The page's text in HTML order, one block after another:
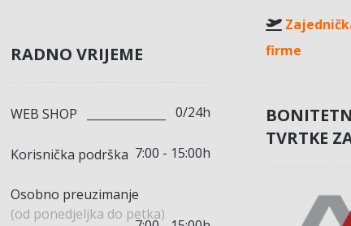
RADNO VRIJEME
WEB SHOP 0/24h
Korisnička podrška 7:00 - 15:00h
Osobno preuzimanje
(od ponedjeljka do petka)
firme
TVRTKE